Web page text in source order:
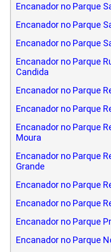
Encanador no Parque
Encanador no Parque
Encanador no Parque
Encanador no Parque
Candida
Encanador no Parque
Encanador no Parque
Encanador no Parque
Moura
Encanador no Parque
Grande
Encanador no Parque
Encanador no Parque
Encanador no Parque
Encanador no Parque